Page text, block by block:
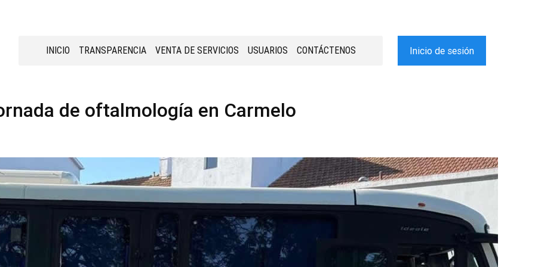
INICIO TRANSPARENCIA VENTA DE SERVICIOS USUARIOS CONTÁCTENOS Inicio de sesión
de oftalmología en Carmelo